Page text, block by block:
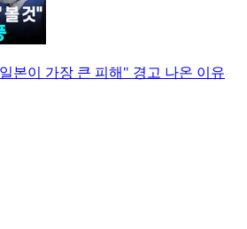
본이 가장 큰 피해" 경고 나온 이유